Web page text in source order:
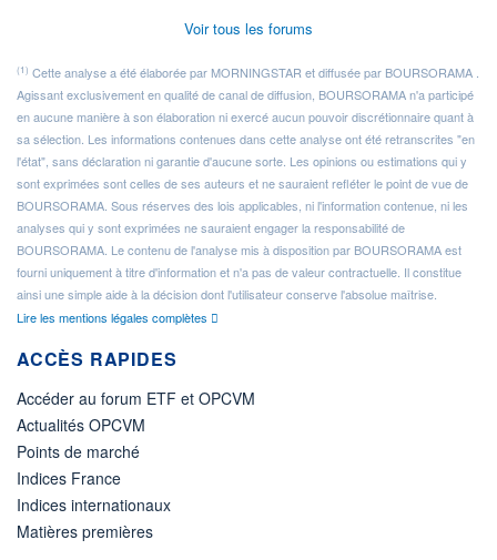
Voir tous les forums
(1) Cette analyse a été élaborée par MORNINGSTAR et diffusée par BOURSORAMA .
Agissant exclusivement en qualité de canal de diffusion, BOURSORAMA n'a participé
en aucune manière à son élaboration ni exercé aucun pouvoir discrétionnaire quant à
sa sélection. Les informations contenues dans cette analyse ont été retranscrites "en
l'état", sans déclaration ni garantie d'aucune sorte. Les opinions ou estimations qui y
sont exprimées sont celles de ses auteurs et ne sauraient refléter le point de vue de
BOURSORAMA. Sous réserves des lois applicables, ni l'information contenue, ni les
analyses qui y sont exprimées ne sauraient engager la responsabilité de
BOURSORAMA. Le contenu de l'analyse mis à disposition par BOURSORAMA est
fourni uniquement à titre d'information et n'a pas de valeur contractuelle. Il constitue
ainsi une simple aide à la décision dont l'utilisateur conserve l'absolue maîtrise.
Lire les mentions légales complètes
ACCÈS RAPIDES
Accéder au forum ETF et OPCVM
Actualités OPCVM
Points de marché
Indices France
Indices internationaux
Matières premières